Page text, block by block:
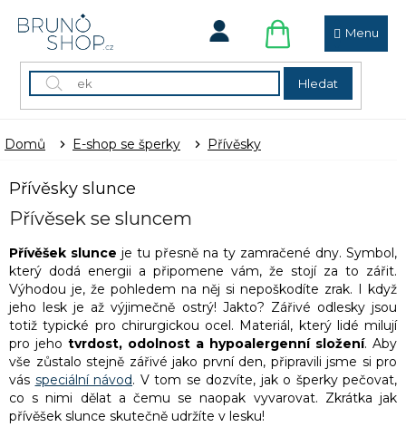
Hledat
NÁKUPNÍ
KOŠÍK
Domů E-shop se šperky Přívěsky
Přívěsky slunce
Přívěsek se sluncem
Přívěšek slunce je tu přesně na ty zamračené dny. Symbol,
který dodá energii a připomene vám, že stojí za to zářit.
Výhodou je, že pohledem na něj si nepoškodíte zrak. I když
jeho lesk je až výjimečně ostrý! Jakto? Zářivé odlesky jsou
totiž typické pro chirurgickou ocel. Materiál, který lidé milují
pro jeho tvrdost, odolnost a hypoalergenní složení. Aby
vše zůstalo stejně zářivé jako první den, připravili jsme si pro
vás speciální návod. V tom se dozvíte, jak o šperky pečovat,
co s nimi dělat a čemu se naopak vyvarovat. Zkrátka jak
přívěšek slunce skutečně udržíte v lesku!